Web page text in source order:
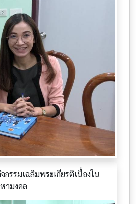
กรรมเฉลิมพระเกียรติเนื่องใน
ามงคล